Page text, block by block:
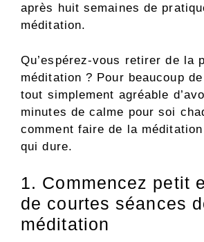
après huit semaines de
méditation.
Qu’espérez-vous retirer de la
méditation ? Pour beaucoup
tout simplement agréable
minutes de calme pour soi
comment faire de la
qui dure.
1. Commencez petit
de courtes séances
méditation